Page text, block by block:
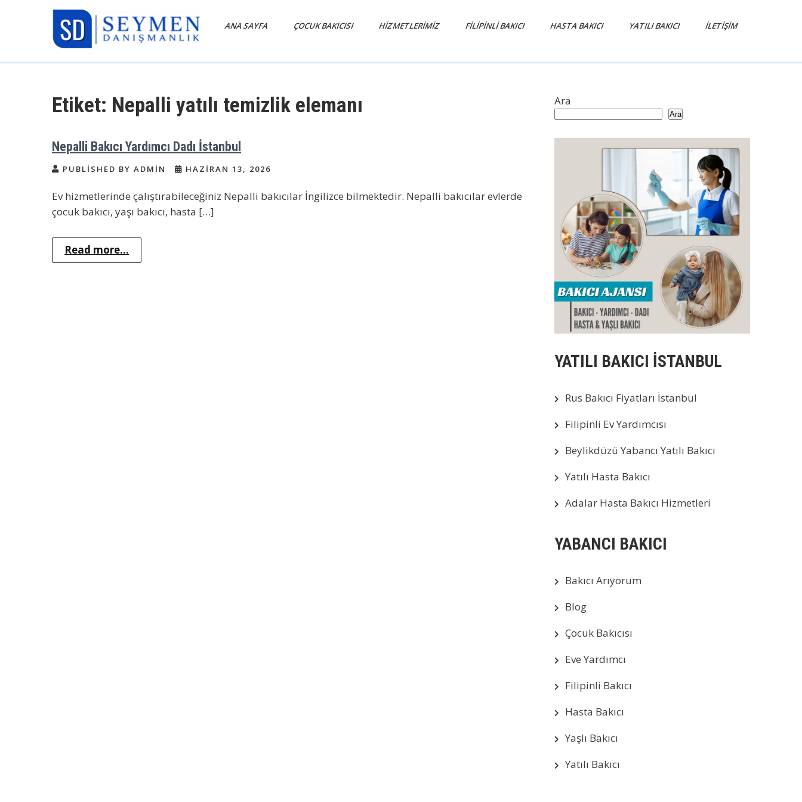
Bakıcı Yardımcı Dadı
İstanbul
Yatılı Bakıcı, Eve Yardımcı, Çocuk
ANA SAYFA ÇOCUK BAKICISI HİZMETLERİMİZ FİLİPİNLİ BAKICI HASTA BAKICI YATILI BAKICI İLETIŞIM
Etiket: Nepalli yatılı temizlik elemanı
Nepalli Bakıcı Yardımcı Dadı İstanbul
PUBLISHED BY ADMIN HAZIRAN 13, 2026
Ev hizmetlerinde çalıştırabileceğiniz Nepalli bakıcılar İngilizce bilmektedir. Nepalli bakıcılar evlerde
çocuk bakıcı, yaşı bakıcı, hasta […]
Read more...
Ara
Ara
YATILI BAKICI İSTANBUL
Rus Bakıcı Fiyatları İstanbul
Filipinli Ev Yardımcısı
Beylikdüzü Yabancı Yatılı Bakıcı
Yatılı Hasta Bakıcı
Adalar Hasta Bakıcı Hizmetleri
YABANCI BAKICI
Bakıcı Arıyorum
Blog
Çocuk Bakıcısı
Eve Yardımcı
Filipinli Bakıcı
Hasta Bakıcı
Yaşlı Bakıcı
Yatılı Bakıcı